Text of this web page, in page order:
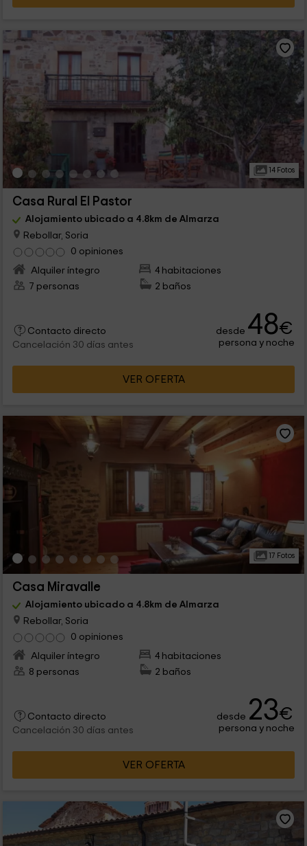
14 Fotos
Casa Rural El Pastor
Alojamiento ubicado a 4.8km de Almarza
Rebollar, Soria
0 opiniones
Alquiler íntegro
4 habitaciones
7 personas
2 baños
Contacto directo
Cancelación 30 días antes
desde 48€
persona y noche
VER OFERTA
17 Fotos
Casa Miravalle
Alojamiento ubicado a 4.8km de Almarza
Rebollar, Soria
0 opiniones
Alquiler íntegro
4 habitaciones
8 personas
2 baños
Contacto directo
Cancelación 30 días antes
desde 23€
persona y noche
VER OFERTA